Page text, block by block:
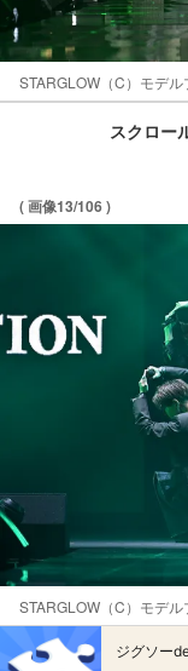
STARGLOW（C）モデル
スクロー
( 画像13/106 )
STARGLOW（C）モデル
ジグソー